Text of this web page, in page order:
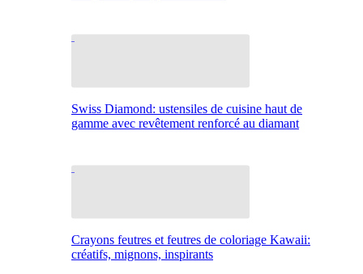
Swiss Diamond: ustensiles de cuisine haut de
gamme avec revêtement renforcé au diamant
Crayons feutres et feutres de coloriage Kawaii:
créatifs, mignons, inspirants